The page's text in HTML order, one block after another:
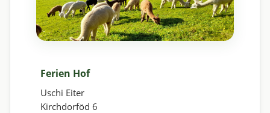
Ferien Hof
Uschi Eiter
Kirchdorföd 6